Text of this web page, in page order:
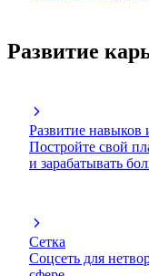
Развитие
Развитие навыков
Постройте свой
и зарабатывать
Сетка
Соцсеть для